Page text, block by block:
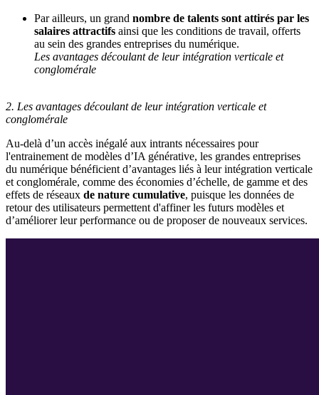
Par ailleurs, un grand nombre de talents sont attirés par les
salaires attractifs ainsi que les conditions de travail, offerts
au sein des grandes entreprises du numérique.
Les avantages découlant de leur intégration verticale et
conglomérale
2. Les avantages découlant de leur intégration verticale et
conglomérale
Au-delà d’un accès inégalé aux intrants nécessaires pour
l'entrainement de modèles d’IA générative, les grandes entreprises
du numérique bénéficient d’avantages liés à leur intégration verticale
et conglomérale, comme des économies d’échelle, de gamme et des
effets de réseaux de nature cumulative, puisque les données de
retour des utilisateurs permettent d'affiner les futurs modèles et
d’améliorer leur performance ou de proposer de nouveaux services.